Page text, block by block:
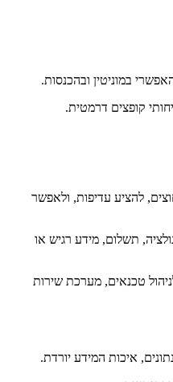
במוניטין ובהכנסות.
קופצים דרמטית.
להציע עדיפות, ולאפשר
תשלום, מידע רגיש או
טכנאים, מערכת שירות
איכות המידע יורדת.